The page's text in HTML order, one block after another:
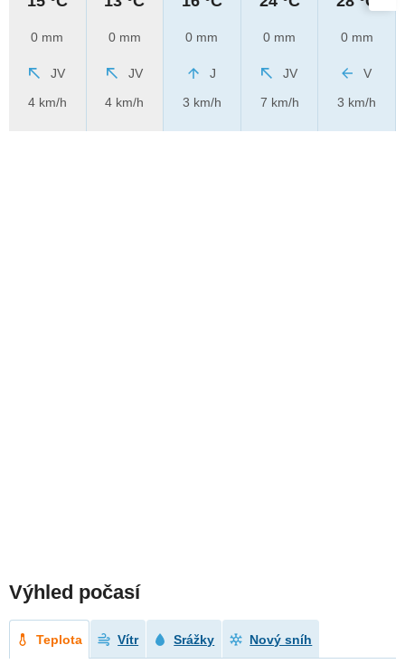
0 mm
JV
4 km/h
0 mm
JV
4 km/h
0 mm
J
3 km/h
0 mm
JV
7 km/h
0 mm
V
3 km/h
Výhled počasí
Teplota Vítr Srážky Nový sníh